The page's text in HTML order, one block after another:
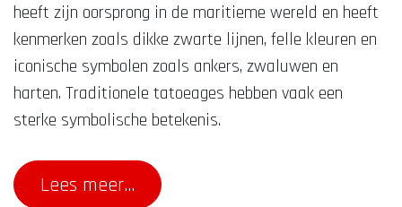
heeft zijn oorsprong in de maritieme wereld en heeft
kenmerken zoals dikke zwarte lijnen, felle kleuren en
iconische symbolen zoals ankers, zwaluwen en
harten. Traditionele tatoeages hebben vaak een
sterke symbolische betekenis.
Lees meer...